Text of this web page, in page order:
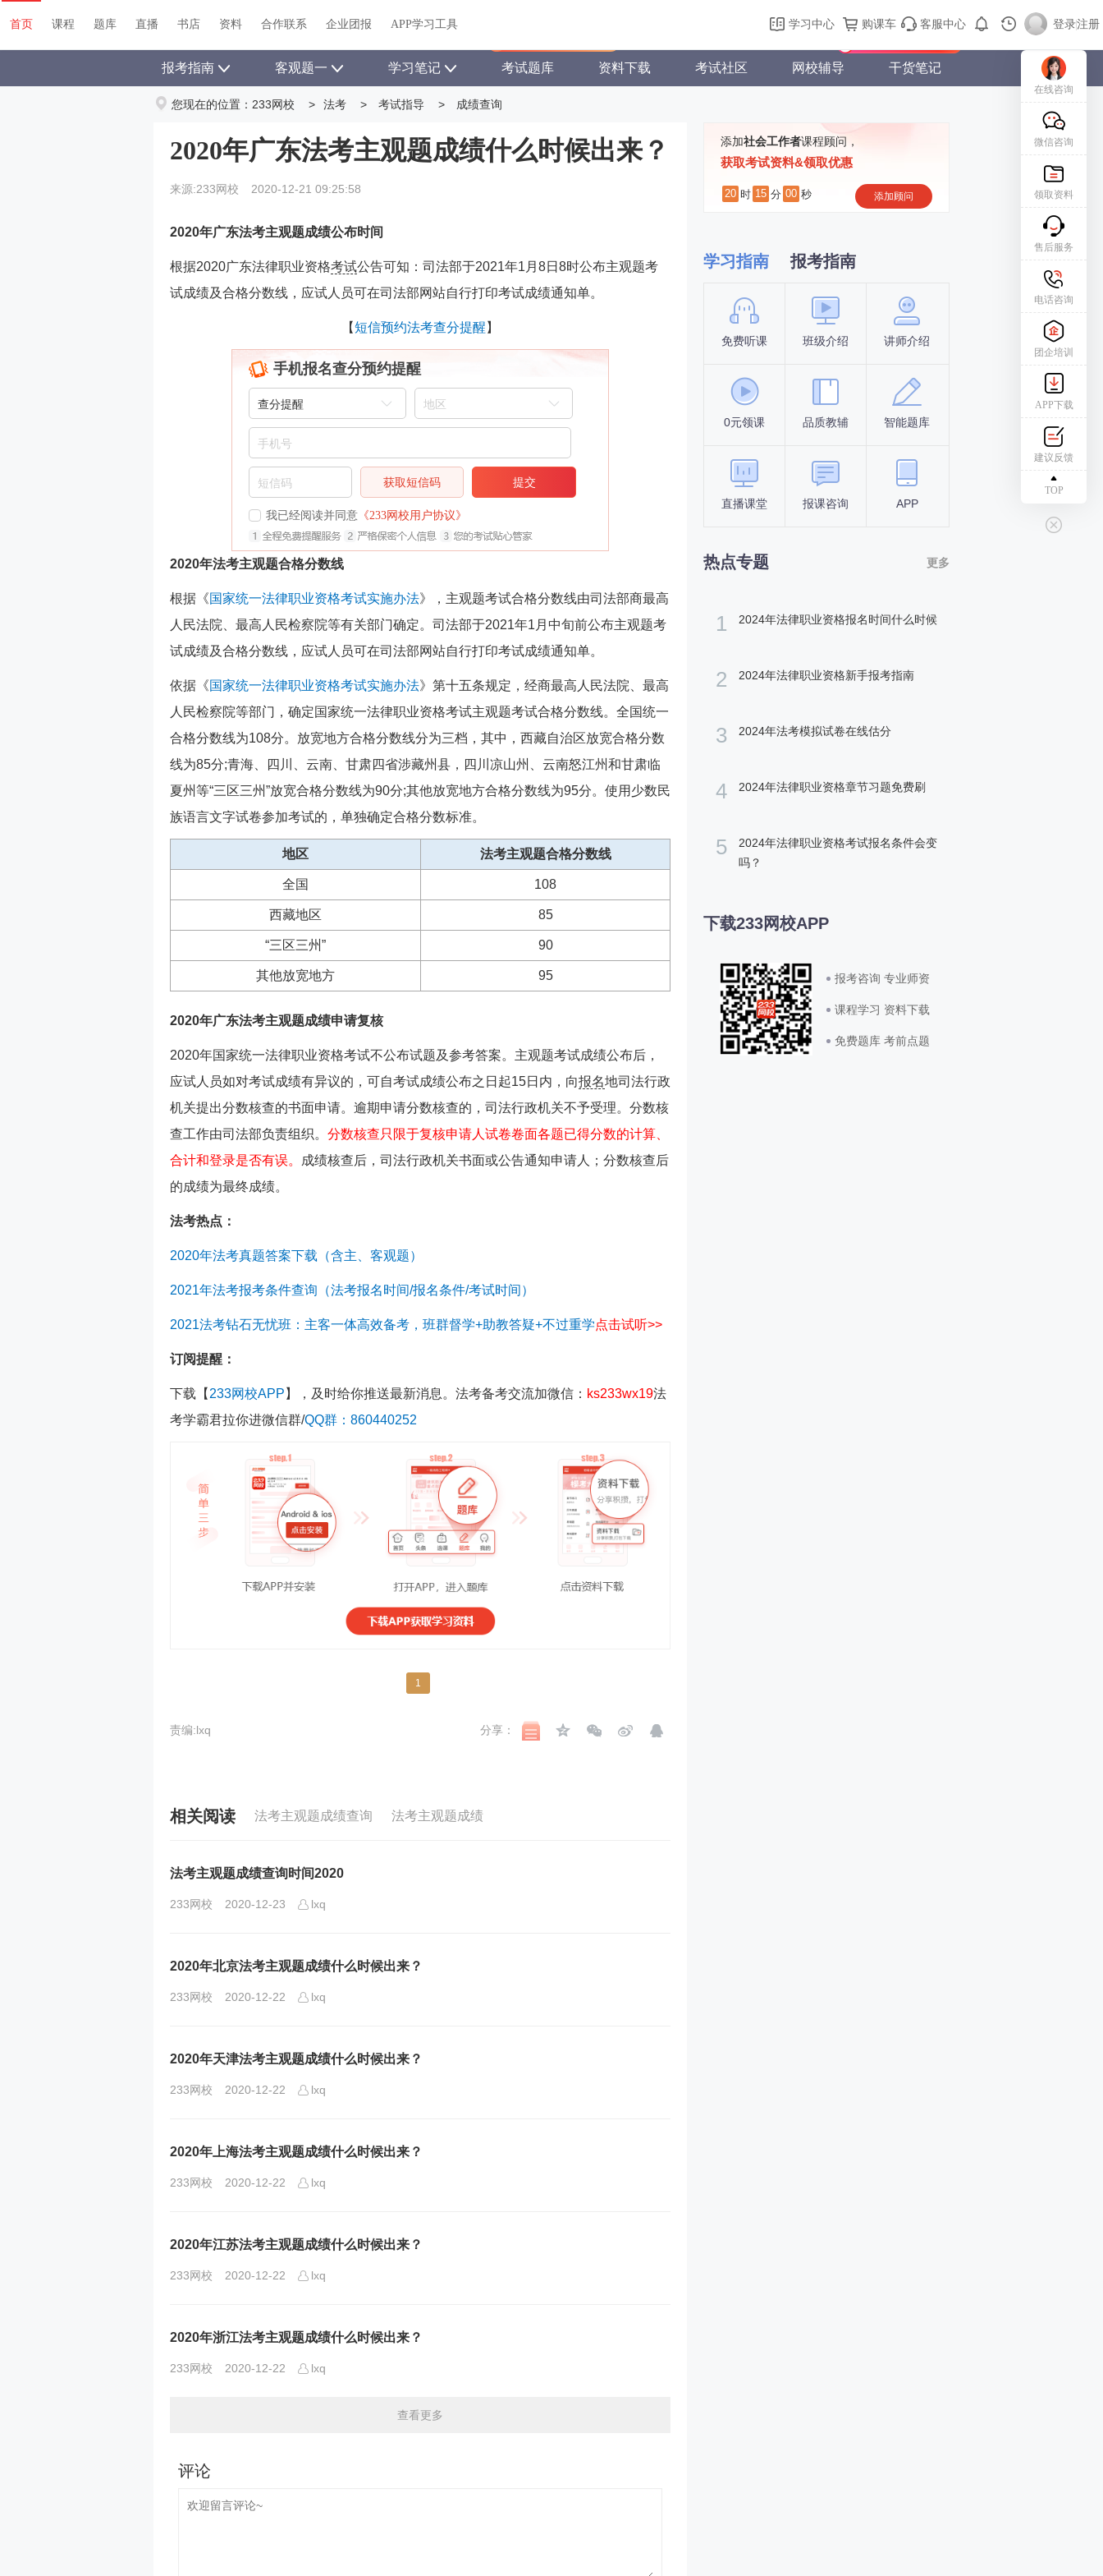
首页 课程 题库 直播 书店 资料 关于我们 帮助中心 购课车 登录/注册
首页 课程 题库 直播 书店 资料 合作联系 企业团报 APP学习工具 学习中心 购课车 客服中心 登录|注册
报考指南 客观题一 学习笔记 考试题库 资料下载 考试社区 网校辅导 干货笔记
您现在的位置： 233网校 > 法考 > 考试指导 > 成绩查询
2020年广东法考主观题成绩什么时候出来？
来源:233网校 2020-12-21 09:25:58
2020年广东法考主观题成绩公布时间
根据2020广东法律职业资格考试公告可知：司法部于2021年1月8日8时公布主观题考
试成绩及合格分数线，应试人员可在司法部网站自行打印考试成绩通知单。
【短信预约法考查分提醒 】
手机报名查分预约提醒
获取短信码 提交
我已经阅读并同意 《233网校用户协议》
2020年法考主观题合格分数线
根据《国家统一法律职业资格考试实施办法》，主观题考试合格分数线由司法部商最高
人民法院、最高人民检察院等有关部门确定。司法部于2021年1月中旬前公布主观题考
试成绩及合格分数线，应试人员可在司法部网站自行打印考试成绩通知单。
依据《国家统一法律职业资格考试实施办法》第十五条规定，经商最高人民法院、最高
人民检察院等部门，确定国家统一法律职业资格考试主观题考试合格分数线。全国统一
合格分数线为108分。放宽地方合格分数线分为三档，其中，西藏自治区放宽合格分数
线为85分;青海、四川、云南、甘肃四省涉藏州县，四川凉山州、云南怒江州和甘肃临
夏州等“三区三州”放宽合格分数线为90分;其他放宽地方合格分数线为95分。使用少数民
族语言文字试卷参加考试的，单独确定合格分数标准。
地区 法考主观题合格分数线
全国 108
西藏地区 85
“三区三州” 90
其他放宽地方 95
2020年广东法考主观题成绩申请复核
2020年国家统一法律职业资格考试不公布试题及参考答案。主观题考试成绩公布后，
应试人员如对考试成绩有异议的，可自考试成绩公布之日起15日内，向报名地司法行政
机关提出分数核查的书面申请。逾期申请分数核查的，司法行政机关不予受理。分数核
查工作由司法部负责组织。 分数核查只限于复核申请人试卷卷面各题已得分数的计算、
合计和登录是否有误。
成绩核查后，司法行政机关书面或公告通知申请人；分数核查后
的成绩为最终成绩。
法考热点：
2020年法考真题答案下载（含主、客观题）
2021年法考报考条件查询（法考报名时间/报名条件/考试时间）
2021法考钻石无忧班：主客一体高效备考，班群督学+助教答疑+不过重学点击试听>>
订阅提醒：
下载【 233网校APP 】，及时给你推送最新消息。法考备考交流加微信： ks233wx19法
考学霸君拉你进微信群/QQ群：860440252
1
责编:lxq 分享：
相关阅读 法考主观题成绩查询 法考主观题成绩
法考主观题成绩查询时间2020
233网校 2020-12-23 lxq
2020年北京法考主观题成绩什么时候出来？
233网校 2020-12-22 lxq
2020年天津法考主观题成绩什么时候出来？
233网校 2020-12-22 lxq
2020年上海法考主观题成绩什么时候出来？
233网校 2020-12-22 lxq
2020年江苏法考主观题成绩什么时候出来？
233网校 2020-12-22 lxq
2020年浙江法考主观题成绩什么时候出来？
233网校 2020-12-22 lxq
查看更多
添加社会工作者课程顾问，
获取考试资料&领取优惠
20 时 14 分 59 秒 添加顾问
学习指南 报考指南
免费听课 班级介绍 讲师介绍
0元领课 品质教辅 智能题库
直播课堂 报课咨询 APP
报名时间
考试时间
热点专题 更多
1 2024年法律职业资格报名时间什么时候
2 2024年法律职业资格新手报考指南
3 2024年法考模拟试卷在线估分
4 2024年法律职业资格章节习题免费刷
5
2024年法律职业资格考试报名条件会变
吗？
下载233网校APP
报考咨询 专业师资
课程学习 资料下载
免费题库 考前点题
在线咨询
微信咨询
领取资料
售后服务
电话咨询
团企培训
APP下载
建议反馈
TOP